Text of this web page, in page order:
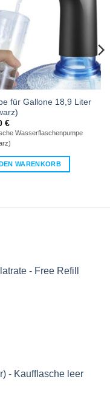
für Gallone 18,9 Liter
€
Wasserflaschenpumpe
DEN WARENKORB
- Free Refill
- Kaufflasche leer